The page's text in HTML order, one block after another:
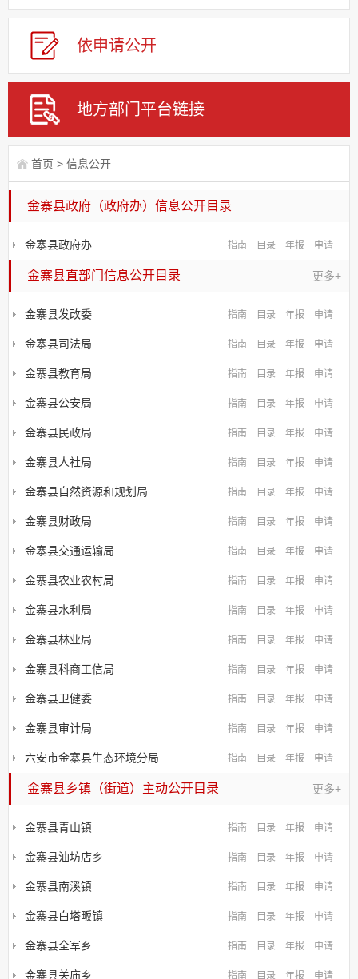
依申请公开
地方部门 平台链接
首页 > 信息公开
金寨县政府（政府办）信息公开目录
指南 目录 年报 申请
金寨县政府办
更多+
金寨县直部门信息公开目录
指南 目录 年报 申请
金寨县发改委
指南 目录 年报 申请
金寨县司法局
指南 目录 年报 申请
金寨县教育局
指南 目录 年报 申请
金寨县公安局
指南 目录 年报 申请
金寨县民政局
指南 目录 年报 申请
金寨县人社局
指南 目录 年报 申请
金寨县自然资源和规划局
指南 目录 年报 申请
金寨县财政局
指南 目录 年报 申请
金寨县交通运输局
指南 目录 年报 申请
金寨县农业农村局
指南 目录 年报 申请
金寨县水利局
指南 目录 年报 申请
金寨县林业局
指南 目录 年报 申请
金寨县科商工信局
指南 目录 年报 申请
金寨县卫健委
指南 目录 年报 申请
金寨县审计局
指南 目录 年报 申请
六安市金寨县生态环境分局
更多+
金寨县乡镇（街道）主动公开目录
指南 目录 年报 申请
金寨县青山镇
指南 目录 年报 申请
金寨县油坊店乡
指南 目录 年报 申请
金寨县南溪镇
指南 目录 年报 申请
金寨县白塔畈镇
指南 目录 年报 申请
金寨县全军乡
指南 目录 年报 申请
金寨县关庙乡